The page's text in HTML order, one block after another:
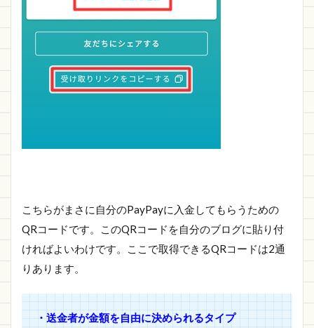
こちらがまさに自分のPayPayに入金してもらうための
QRコードです。このQRコードを自分のブログに貼り付
ければよいわけです。ここで取得できるQRコードは2通
りあります。
・送金者が金額を自由に決められるタイプ